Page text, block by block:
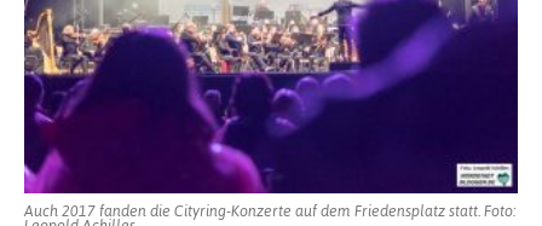
Auch 2017 fanden die Cityring-Konzerte auf dem Friedensplatz statt. Foto: